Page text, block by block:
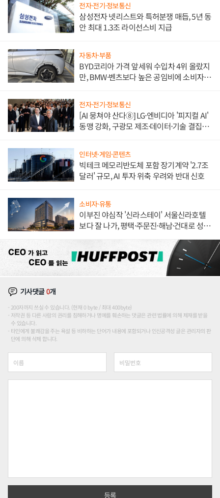
전자·전기·정보통신
삼성전자 넷리스트와 특허분쟁 매듭, 5년 동
안 최대 1.3조 라이선스비 지급
자동차·부품
BYD코리아 가격 앞세워 수입차 4위 올랐지
만, BMW·벤츠보다 높은 공임비에 소비자
전자·전기·정보통신
[AI 뭉쳐야 산다⑧] LG·엔비디아 '피지컬 AI'
동맹 강화, 구광모 제조·데이터·기술 결집
인터넷·게임·콘텐츠
빅테크 메모리반도체 포함 장기계약 '2.7조
달러' 규모, AI 투자 위축 우려와 반대 신호
소비자·유통
이부진 야심작 '신라스테이' 서울신라호텔
보다 잘 나가, 평택·주문진·해남·건대로 성
기사댓글0개
200자까지 쓰실 수 있습니다. (현재 0 byte / 최대 400byte)
저작권 등 다른 사람의 권리를 침해하거나 명예를 훼손하는 댓글은 관련 법률에 의해 제재를 받을
수 있습니다.
타인에게 불쾌감을 주는 욕설 등 비하하는 단어가 내용에 포함되거나 인신공격성 글은 관리자의 판
단에 의해 삭제 합니다.